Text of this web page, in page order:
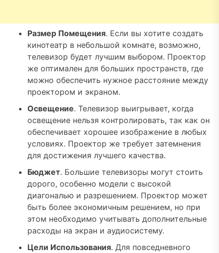
Размер Помещения. Если вы хотите создать
кинотеатр в небольшой комнате, возможно,
телевизор будет лучшим выбором. Проектор
же оптимален для больших пространств, где
можно обеспечить нужное расстояние между
проектором и экраном.
Освещение. Телевизор выигрывает, когда
освещение нельзя контролировать, так как он
обеспечивает хорошее изображение в любых
условиях. Проектор же требует затемнения
для достижения лучшего качества.
Бюджет. Большие телевизоры могут стоить
дорого, особенно модели с высокой
диагональю и разрешением. Проектор может
быть более экономичным решением, но при
этом необходимо учитывать дополнительные
расходы на экран и аудиосистему.
Цели Использования. Для повседневного